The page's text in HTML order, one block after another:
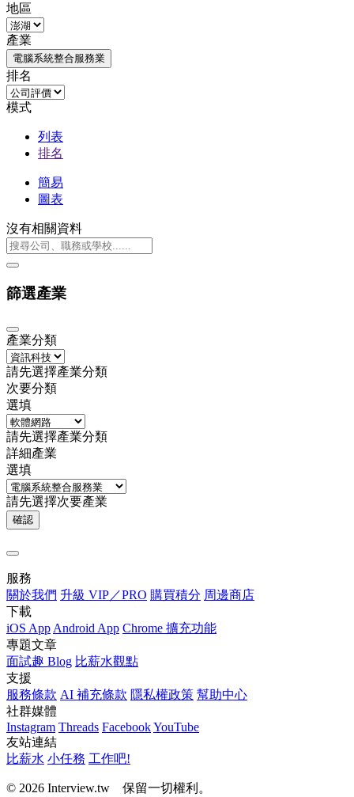
地區
產業
電腦系統整合服務業
排名
模式
列表
排名
簡易
圖表
沒有相關資料
篩選產業
產業分類
請先選擇產業分類
次要分類
選填
請先選擇產業分類
詳細產業
選填
請先選擇次要產業
確認
服務
關於我們 升級 VIP／PRO 購買積分 周邊商店
下載
iOS App Android App Chrome 擴充功能
專題文章
面試趣 Blog 比薪水觀點
支援
服務條款 AI 補充條款 隱私權政策 幫助中心
社群媒體
Instagram Threads FacebookYouTube
友站連結
比薪水 小任務 工作吧!
© 2026 Interview.tw 保留一切權利。